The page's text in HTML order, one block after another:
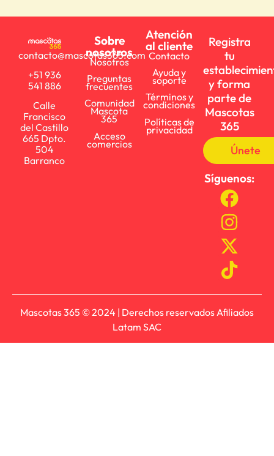
contacto@mascotas365.com
+51 936
541 886
Calle
Francisco
del Castillo
665 Dpto.
504
Barranco
Sobre
nosotros
Nosotros
Preguntas
frecuentes
Comunidad
Mascota
365
Acceso
comercios
Atención
al cliente
Contacto
Ayuda y
soporte
Términos y
condiciones
Políticas de
privacidad
Registra
tu
y forma
parte de
Mascotas
365
Únete
Síguenos:
Mascotas 365 © 2024 | Derechos reservados Afiliados
Latam SAC